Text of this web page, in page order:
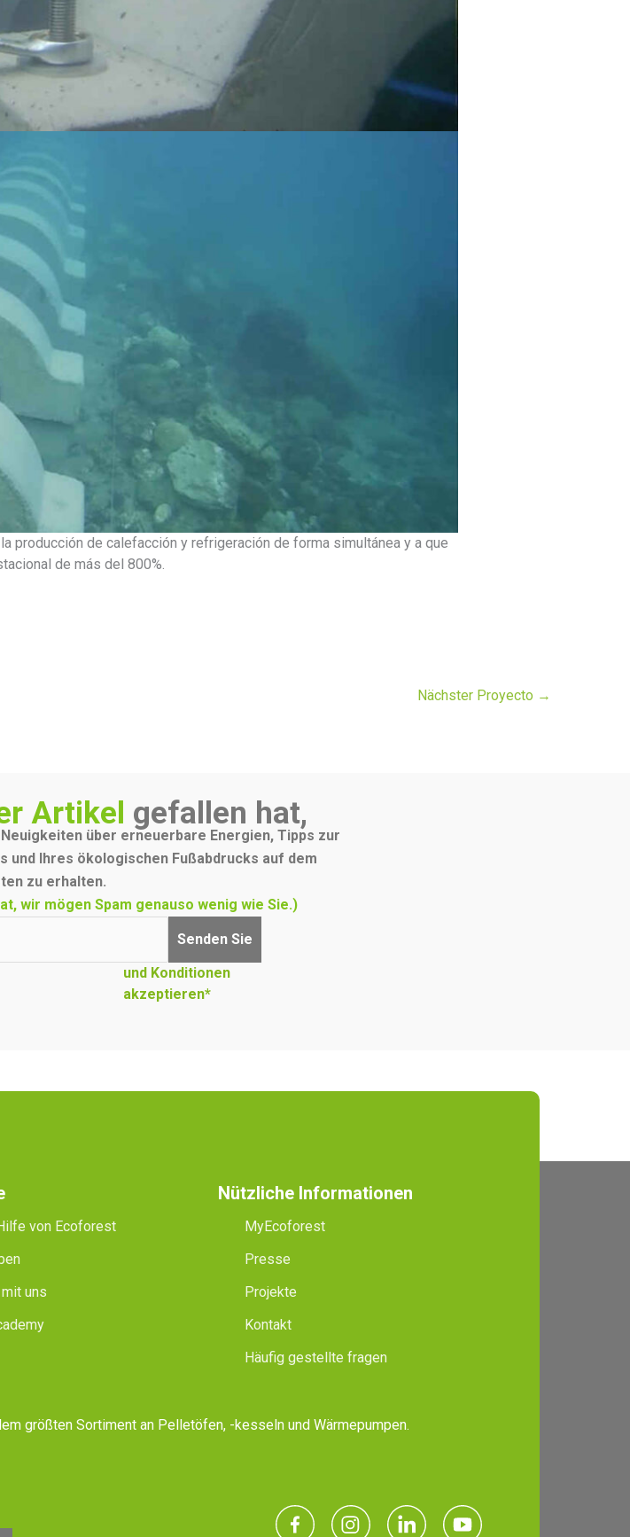
producción de calefacción y refrigeración de forma simultánea y a que
de más del 800%.
Nächster Proyecto →
Artikel gefallen hat,
über erneuerbare Energien, Tipps zur
und Ihres ökologischen Fußabdrucks auf dem
zu erhalten.
wir mögen Spam genauso wenig wie Sie.)
Senden Sie
und Konditionen
akzeptieren*
von Ecoforest
uns
Nützliche Informationen
MyEcoforest
Presse
Projekte
Kontakt
Häufig gestellte fragen
größten Sortiment an Pelletöfen, -kesseln und Wärmepumpen.